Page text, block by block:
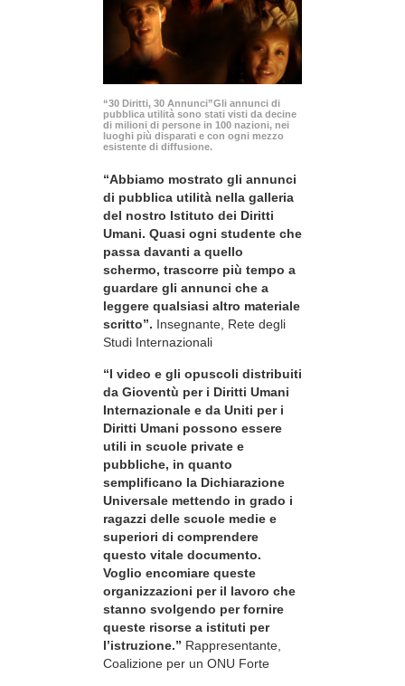
“30 Diritti, 30 Annunci”Gli annunci di
pubblica utilità sono stati visti da decine
di milioni di persone in 100 nazioni, nei
luoghi più disparati e con ogni mezzo
esistente di diffusione.
“Abbiamo mostrato gli annunci
di pubblica utilità nella galleria
del nostro Istituto dei Diritti
Umani. Quasi ogni studente che
passa davanti a quello
schermo, trascorre più tempo a
guardare gli annunci che a
leggere qualsiasi altro materiale
scritto”. Insegnante, Rete degli
Studi Internazionali
“I video e gli opuscoli distribuiti
da Gioventù per i Diritti Umani
Internazionale e da Uniti per i
Diritti Umani possono essere
utili in scuole private e
pubbliche, in quanto
semplificano la Dichiarazione
Universale mettendo in grado i
ragazzi delle scuole medie e
superiori di comprendere
questo vitale documento.
Voglio encomiare queste
organizzazioni per il lavoro che
stanno svolgendo per fornire
queste risorse a istituti per
l’istruzione.” Rappresentante,
Coalizione per un ONU Forte